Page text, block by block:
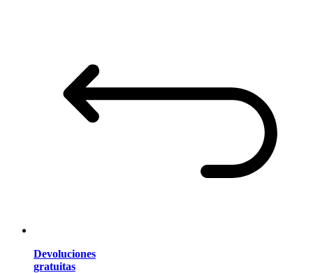
Devoluciones
gratuitas